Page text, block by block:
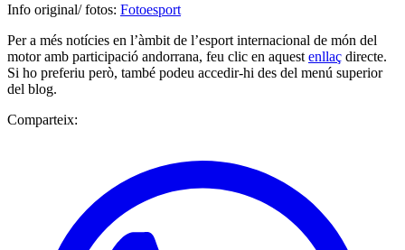
Info original/ fotos: Fotoesport
Per a més notícies en l’àmbit de l’esport internacional de món del
motor amb participació andorrana, feu clic en aquest enllaç directe.
Si ho preferiu però, també podeu accedir-hi des del menú superior
del blog.
Comparteix: